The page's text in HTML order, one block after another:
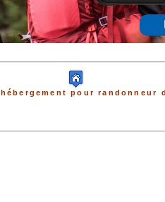
pour randonneur